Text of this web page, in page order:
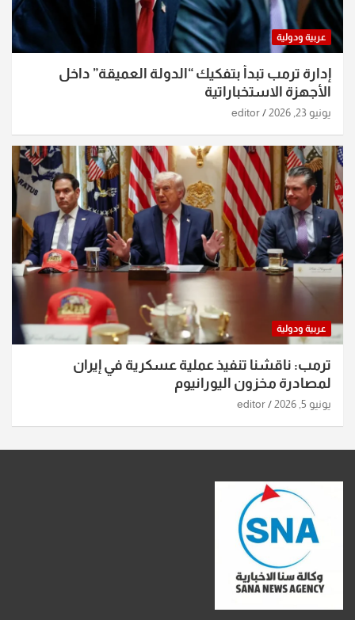
عربية ودولية
إدارة ترمب تبدأ بتفكيك “الدولة العميقة” داخل
الأجهزة الاستخباراتية
يونيو 23, 2026 editor
عربية ودولية
ترمب: ناقشنا تنفيذ عملية عسكرية في إيران
لمصادرة مخزون اليورانيوم
يونيو 5, 2026 editor